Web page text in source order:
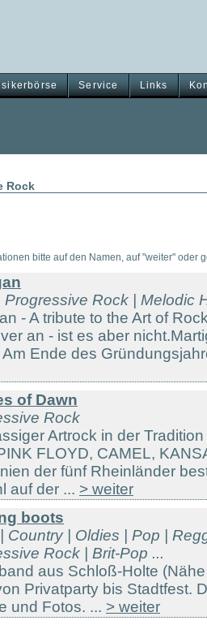
Service Links
Rock
bitte auf den Namen, auf "weiter" oder
Progressive Rock | Melodic
- A tribute to the Art of
an - ist es aber
Ende des
of Dawn
Rock
Artrock in der
FLOYD, CAMEL,
der fünf Rheinländer
auf der ... > weiter
boots
Country | Oldies | Pop |
Rock | Brit-Pop ...
aus Schloß-Holte
Privatparty bis Stadtfest.
und Fotos. ... > weiter